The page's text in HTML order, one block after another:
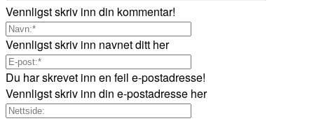
Vennligst skriv inn din kommentar!
Vennligst skriv inn navnet ditt her
Du har skrevet inn en feil e-postadresse!
Vennligst skriv inn din e-postadresse her